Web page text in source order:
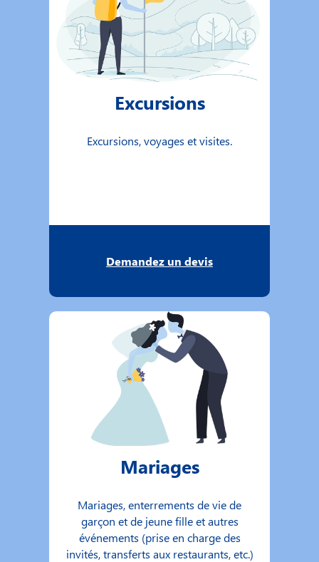
Excursions
Excursions, voyages et visites.
Demandez un devis
Mariages
Mariages, enterrements de vie de
garçon et de jeune fille et autres
événements (prise en charge des
invités, transferts aux restaurants, etc.)